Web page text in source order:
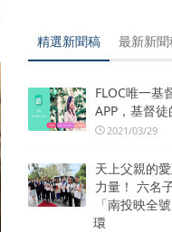
精選新聞稿 最新新
FLOC唯一基
APP，基督
2021/03/29
天上父親的
力量！ 六名
「南投映全
環